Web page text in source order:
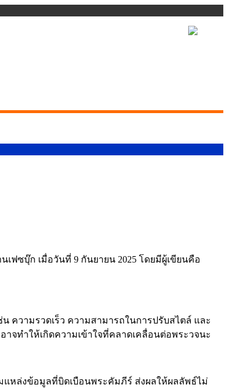
ฟซบุ๊ก เมื่อวันที่ 9 กันยายน 2025 โดยมีผู้เขียนคือ
ความรวดเร็ว ความสามารถในการปรับสไตล์ และ
จทำให้เกิดความเข้าใจที่คลาดเคลื่อนต่อพระวจนะ
มแหล่งข้อมูลที่บิดเบือนพระคัมภีร์ ส่งผลให้ผลลัพธ์ไม่